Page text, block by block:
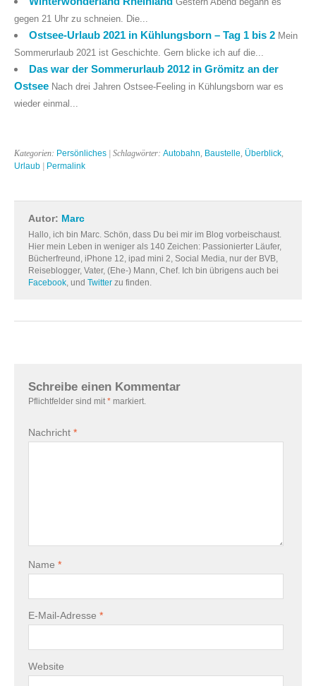
Gestern Abend begann es
gegen 21 Uhr zu schneien. Die...
Ostsee-Urlaub 2021 in Kühlungsborn – Tag 1 bis 2 Mein
Sommerurlaub 2021 ist Geschichte. Gern blicke ich auf die...
Das war der Sommerurlaub 2012 in Grömitz an der
Ostsee Nach drei Jahren Ostsee-Feeling in Kühlungsborn war es
wieder einmal...
Kategorien: Persönliches | Schlagwörter: Autobahn, Baustelle, Überblick,
Urlaub
Permalink
Autor: Marc
Hallo, ich bin Marc. Schön, dass Du bei mir im Blog vorbeischaust.
Hier mein Leben in weniger als 140 Zeichen: Passionierter Läufer,
Bücherfreund, iPhone 12, ipad mini 2, Social Media, nur der BVB,
Reiseblogger, Vater, (Ehe-) Mann, Chef. Ich bin übrigens auch bei
Facebook, und Twitter zu finden.
Schreibe einen Kommentar
Pflichtfelder sind mit * markiert.
Nachricht *
Name *
E-Mail-Adresse *
Website